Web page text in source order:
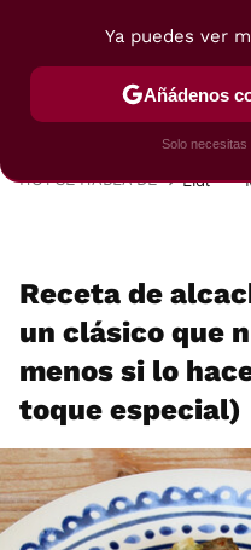
POSTRES VIAJES
HOY SE HABLA DE Lidl
Receta de
un clásico que
menos si lo
toque especial)
Ya puedes ver
Añádenos
Solo necesitas